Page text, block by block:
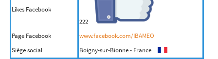
Likes Facebook
222
Page Facebook
www.facebook.com/IBAMEO
Siège social
Boigny-sur-Bionne - France